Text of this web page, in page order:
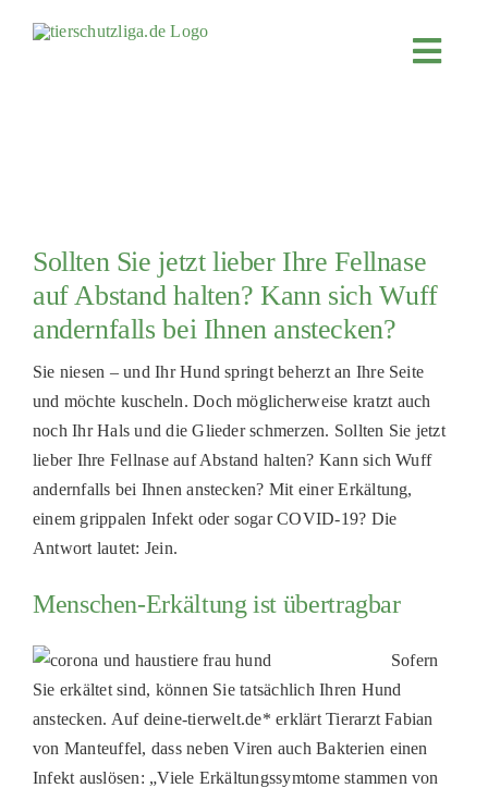
4KIDS
Sollten Sie jetzt lieber Ihre Fellnase
auf Abstand halten? Kann sich Wuff
andernfalls bei Ihnen anstecken?
Sie niesen – und Ihr Hund springt beherzt an Ihre Seite
und möchte kuscheln. Doch möglicherweise kratzt auch
noch Ihr Hals und die Glieder schmerzen. Sollten Sie jetzt
lieber Ihre Fellnase auf Abstand halten? Kann sich Wuff
andernfalls bei Ihnen anstecken? Mit einer Erkältung,
einem grippalen Infekt oder sogar COVID-19? Die
Antwort lautet: Jein.
Menschen-Erkältung ist übertragbar
Sofern
Sie erkältet sind, können Sie tatsächlich Ihren Hund
anstecken. Auf deine-tierwelt.de* erklärt Tierarzt Fabian
von Manteuffel, dass neben Viren auch Bakterien einen
Infekt auslösen: „Viele Erkältungssymtome stammen von